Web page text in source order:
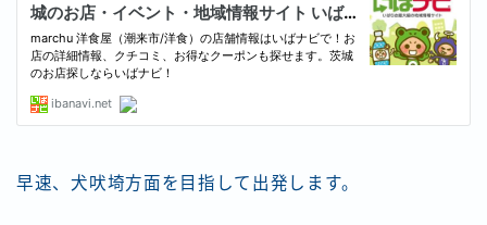
早速、犬吠埼方面を目指して出発します。